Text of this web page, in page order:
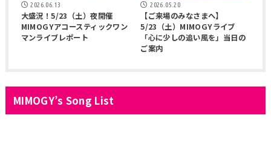
2026.06.13
大盛況！5/23（土）夜開催
MIMOGYアコースティックワン
マンライブレポート
2026.05.20
【ご来場のみなさまへ】
5/23（土）MIMOGYライブ
「心に少しの追い風を」当日の
ご案内
MIMOGY’s Song List